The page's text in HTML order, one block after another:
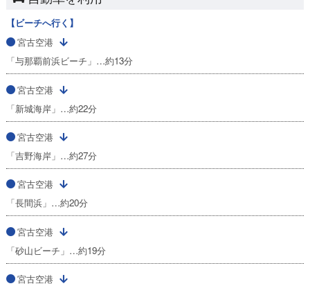
【ビーチへ行く】
宮古空港
「与那覇前浜ビーチ」…約13分
宮古空港
「新城海岸」…約22分
宮古空港
「吉野海岸」…約27分
宮古空港
「長間浜」…約20分
宮古空港
「砂山ビーチ」…約19分
宮古空港